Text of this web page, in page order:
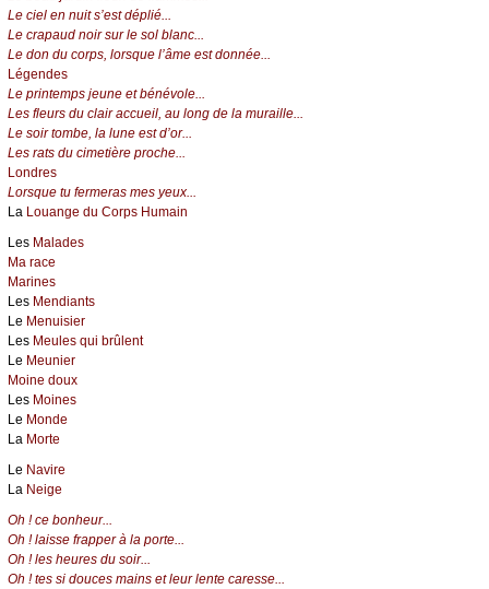
Le ciel en nuit s’est déplié...
Le crapaud noir sur le sol blanc...
Le don du corps, lorsque l’âme est donnée...
Légendes
Le printemps jeune et bénévole...
Les fleurs du clair accueil, au long de la muraille...
Le soir tombe, la lune est d’or...
Les rats du cimetière proche...
Londres
Lorsque tu fermeras mes yeux...
La Louange du Corps Humain
Les Malades
Ma race
Marines
Les Mendiants
Le Menuisier
Les Meules qui brûlent
Le Meunier
Moine doux
Les Moines
Le Monde
La Morte
Le Navire
La Neige
Oh ! ce bonheur...
Oh ! laisse frapper à la porte...
Oh ! les heures du soir...
Oh ! tes si douces mains et leur lente caresse...